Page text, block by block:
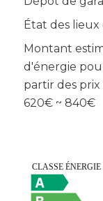
État des
Montant
d'énergie
partir des prix
620€ ~ 840€